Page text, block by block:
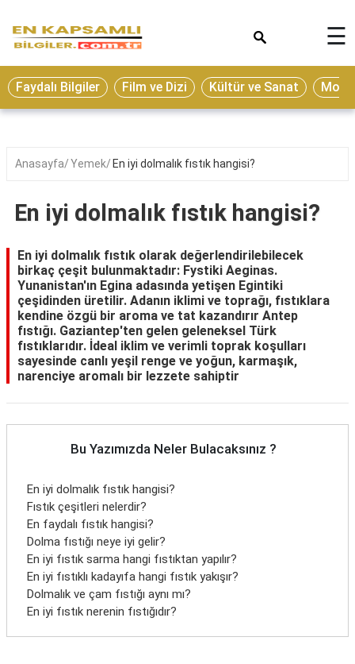
Eğitim
Ekonomi
Seyahat
Oyun
Yaşam
Hukuk
Blog
☰
Faydalı Bilgiler Film ve Dizi Kültür ve Sanat
Anasayfa Yemek En iyi dolmalık fıstık hangisi?
En iyi dolmalık fıstık hangisi?
En iyi dolmalık fıstık olarak değerlendirilebilecek
birkaç çeşit bulunmaktadır: Fystiki Aeginas.
Yunanistan'ın Egina adasında yetişen Egintiki
çeşidinden üretilir. Adanın iklimi ve toprağı, fıstıklara
kendine özgü bir aroma ve tat kazandırır Antep
fıstığı. Gaziantep'ten gelen geleneksel Türk
fıstıklarıdır. İdeal iklim ve verimli toprak koşulları
sayesinde canlı yeşil renge ve yoğun, karmaşık,
narenciye aromalı bir lezzete sahiptir
Bu Yazımızda Neler Bulacaksınız ?
En iyi dolmalık fıstık hangisi?
Fıstık çeşitleri nelerdir?
En faydalı fıstık hangisi?
Dolma fıstığı neye iyi gelir?
En iyi fıstık sarma hangi fıstıktan yapılır?
En iyi fıstıklı kadayıfa hangi fıstık yakışır?
Dolmalık ve çam fıstığı aynı mı?
En iyi fıstık nerenin fıstığıdır?